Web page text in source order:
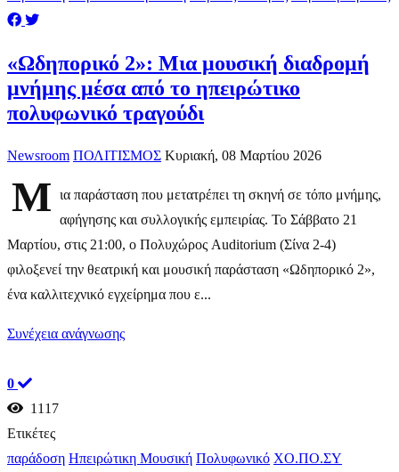
«Ωδηπορικό 2»: Μια μουσική διαδρομή
μνήμης μέσα από το ηπειρώτικο
πολυφωνικό τραγούδι
Newsroom ΠΟΛΙΤΙΣΜΟΣ Κυριακή, 08 Μαρτίου 2026
Μ
ια παράσταση που μετατρέπει τη σκηνή σε τόπο μνήμης,
αφήγησης και συλλογικής εμπειρίας. Το Σάββατο 21
Μαρτίου, στις 21:00, ο Πολυχώρος Auditorium (Σίνα 2-4)
φιλοξενεί την θεατρική και μουσική παράσταση «Ωδηπορικό 2»,
ένα καλλιτεχνικό εγχείρημα που ε...
Συνέχεια ανάγνωσης
0
1117
Ετικέτες
παράδοση Ηπειρώτικη Μουσική Πολυφωνικό ΧΟ.ΠΟ.ΣΥ